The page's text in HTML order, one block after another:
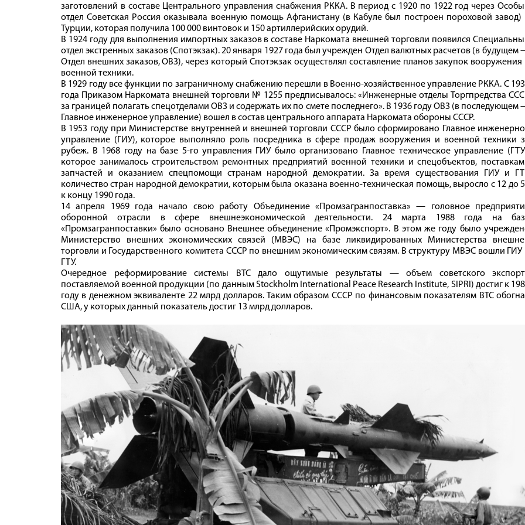
заготовлений в составе Центрального управления снабжения РККА. В период с 1920 по 1922 год через
отдел Советская Россия оказывала военную помощь Афганистану (в Кабуле был построен пороховой завод)
Турции, которая получила 100 000 винтовок и 150 артиллерийских орудий.
В 1924 году для выполнения импортных заказов в составе Наркомата внешней торговли появился
отдел экстренных заказов (Спотэкзак). 20 января 1927 года был учрежден Отдел валютных расчетов (в будущем
Отдел внешних заказов, ОВЗ), через который Спотэкзак осуществлял составление планов закупок вооружения
военной техники.
В 1929 году все функции по заграничному снабжению перешли в Военно-хозяйственное управление РККА. С
года Приказом Наркомата внешней торговли № 1255 предписывалось: «Инженерные отделы Торгпредства
за границей полагать спецотделами ОВЗ и содержать их по смете последнего». В 1936 году ОВЗ (в последующем
Главное инженерное управление) вошел в состав центрального аппарата Наркомата обороны СССР.
В 1953 году при Министерстве внутренней и внешней торговли СССР было сформировано Главное
управление (ГИУ), которое выполняло роль посредника в сфере продаж вооружения и военной техники
рубеж. В 1968 году на базе 5‑го управления ГИУ было организовано Главное техническое управление
которое занималось строительством ремонтных предприятий военной техники и спецобъектов,
запчастей и оказанием спецпомощи странам народной демократии. За время существования ГИУ и
количество стран народной демократии, которым была оказана военно-техническая помощь, выросло с 12 до
к концу 1990 года.
14 апреля 1969 года начало свою работу Объединение «Промзагранпоставка» — головное
оборонной отрасли в сфере внешнеэкономической деятельности. 24 марта 1988 года на
«Промзагранпоставки» было основано Внешнее объединение «Промэкспорт». В этом же году было
Министерство внешних экономических связей (МВЭС) на базе ликвидированных Министерства
торговли и Государственного комитета СССР по внешним экономическим связям. В структуру МВЭС вошли ГИУ
ГТУ.
Очередное реформирование системы ВТС дало ощутимые результаты — объем советского
поставляемой военной продукции (по данным Stockholm International Peace Research Institute, SIPRI) достиг к
году в денежном эквиваленте 22 млрд долларов. Таким образом СССР по финансовым показателям ВТС
США, у которых данный показатель достиг 13 млрд долларов.